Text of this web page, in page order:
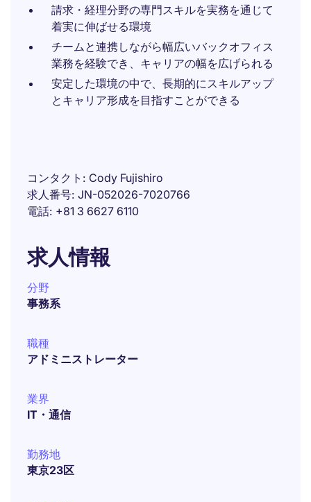
請求・経理分野の専門スキルを実務を通じて
着実に伸ばせる環境
チームと連携しながら幅広いバックオフィス
業務を経験でき、キャリアの幅を広げられる
安定した環境の中で、長期的にスキルアップ
とキャリア形成を目指すことができる
コンタクト
Cody Fujishiro
求人番号 JN-052026-7020766
電話 +81 3 6627 6110
求人情報
分野
事務系
職種
アドミニストレーター
業界
IT・通信
勤務地
東京23区